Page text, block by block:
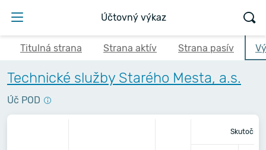
Účtovný výkaz
Titulná strana Strana aktív Strana pasív
Technické služby Starého Mesta, a.s.
Úč POD